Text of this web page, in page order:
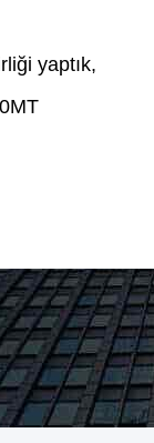
yaptık,